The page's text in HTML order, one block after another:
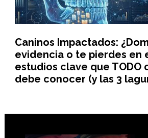
Caninos Impactados:
evidencia o te pierdes en
estudios clave que TODO
debe conocer (y las 3